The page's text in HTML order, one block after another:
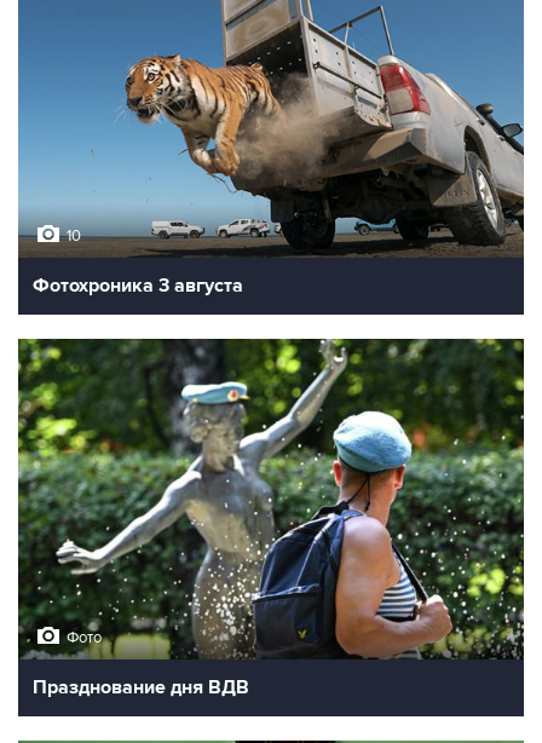
10
Фотохроника 3 августа
Фото
Празднование дня ВДВ